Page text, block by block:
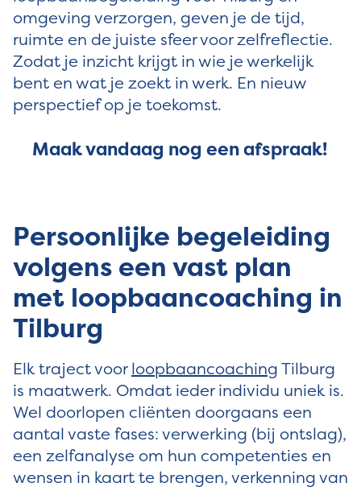
omgeving verzorgen, geven je de tijd,
ruimte en de juiste sfeer voor zelfreflectie.
Zodat je inzicht krijgt in wie je werkelijk
bent en wat je zoekt in werk. En nieuw
perspectief op je toekomst.
Maak vandaag nog een afspraak!
Persoonlijke begeleiding
volgens een vast plan
met loopbaancoaching in
Tilburg
Elk traject voor loopbaancoaching Tilburg
is maatwerk. Omdat ieder individu uniek is.
Wel doorlopen cliënten doorgaans een
aantal vaste fases: verwerking (bij ontslag),
een zelfanalyse om hun competenties en
wensen in kaart te brengen, verkenning van